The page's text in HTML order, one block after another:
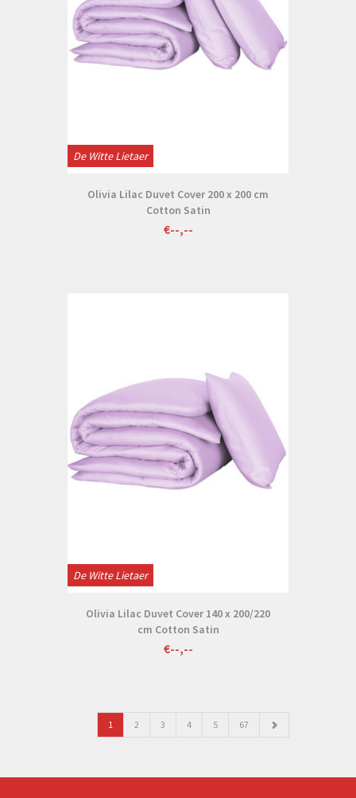
De Witte Lietaer
Olivia Lilac Duvet Cover 200 x 200 cm
Cotton Satin
€--,--
De Witte Lietaer
Olivia Lilac Duvet Cover 140 x 200/220
cm Cotton Satin
€--,--
1 2 3 4 5 67